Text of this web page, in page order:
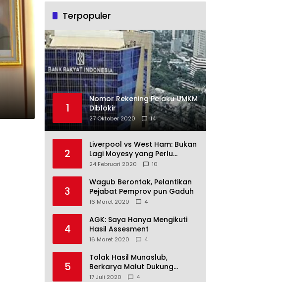
Terpopuler
1
Nomor Rekening Pelaku UMKM
Diblokir
27 Oktober 2020 14
2
Liverpool vs West Ham: Bukan
Lagi Moyesy yang Perlu
Ditakuti
24 Februari 2020 10
3
Wagub Berontak, Pelantikan
Pejabat Pemprov pun Gaduh
16 Maret 2020 4
4
AGK: Saya Hanya Mengikuti
Hasil Assesment
16 Maret 2020 4
5
Tolak Hasil Munaslub,
Berkarya Malut Dukung
Tommy Soeharto
17 Juli 2020 4